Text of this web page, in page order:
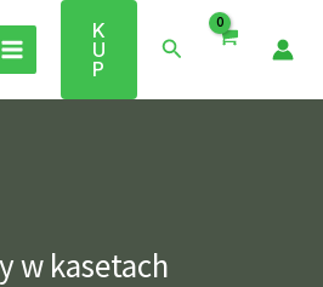
K
U
P
Szukaj
w kasetach